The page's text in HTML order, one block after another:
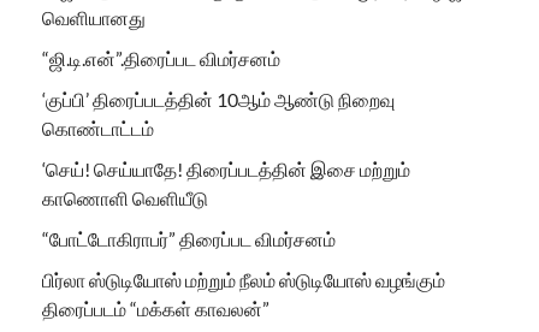
வெளியானது
“ஜி.டி.என்”.திரைப்பட விமர்சனம்
‘குப்பி’ திரைப்படத்தின் 10ஆம் ஆண்டு நிறைவு
கொண்டாட்டம்
‘செய்! செய்யாதே! திரைப்படத்தின் இசை மற்றும்
காணொளி வெளியீடு
“போட்டோகிராபர்” திரைப்பட விமர்சனம்
பிர்லா ஸ்டுடியோஸ் மற்றும் நீலம் ஸ்டுடியோஸ் வழங்கும்
திரைப்படம் “மக்கள் காவலன்”